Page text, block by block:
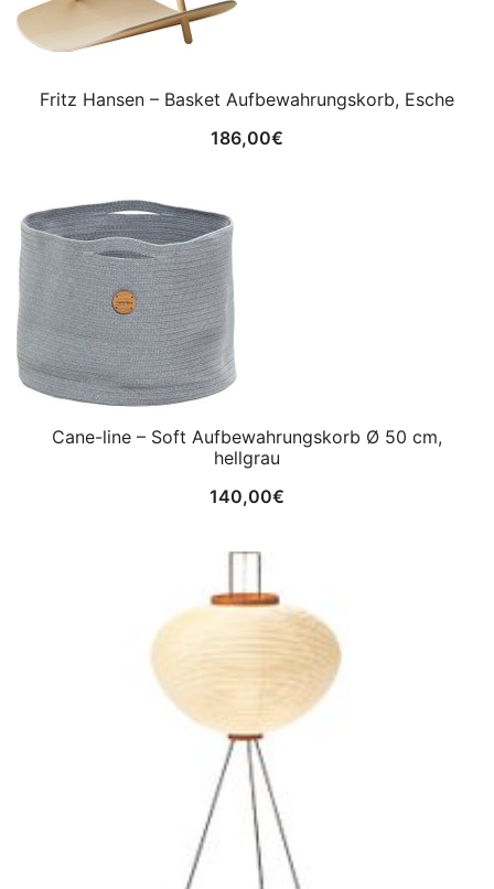
Fritz Hansen – Basket Aufbewahrungskorb, Esche
186,00€
Cane-line – Soft Aufbewahrungskorb Ø 50 cm,
hellgrau
140,00€